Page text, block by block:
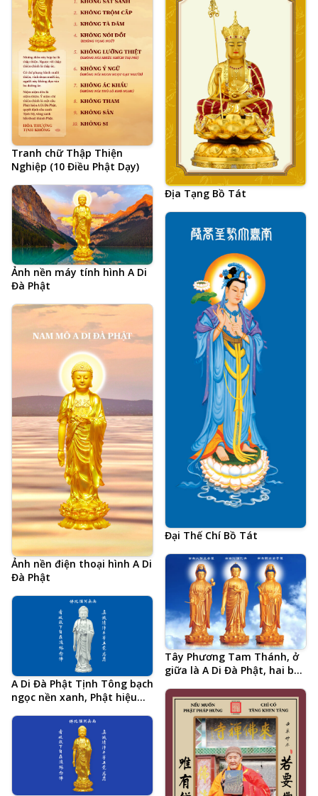
Tranh chữ Thập Thiện
Nghiệp (10 Điều Phật Dạy)
Địa Tạng Bồ Tát
Ảnh nền máy tính hình A Di
Đà Phật
Đại Thế Chí Bồ Tát
Ảnh nền điện thoại hình A Di
Đà Phật
Tây Phương Tam Thánh, ở
giữa là A Di Đà Phật, hai bên
Quan Thế Âm Bồ Tát
A Di Đà Phật Tịnh Tông bạch
ngọc nền xanh, Phật hiệu
đắc cả đời học Phật của Hòa
Thượng Tịnh Không, hình
Phật chất lượng cao, kích
thước lớn, ảnh chiều ngang